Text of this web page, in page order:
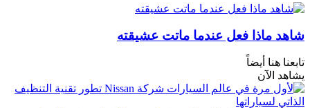
شاهد ماذا فعل عندما ماتت عشيقته
تابعنا هنا أيضاً
يشاهد الآن